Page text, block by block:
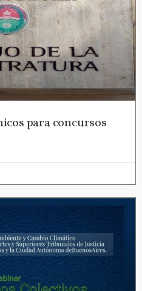
para concursos